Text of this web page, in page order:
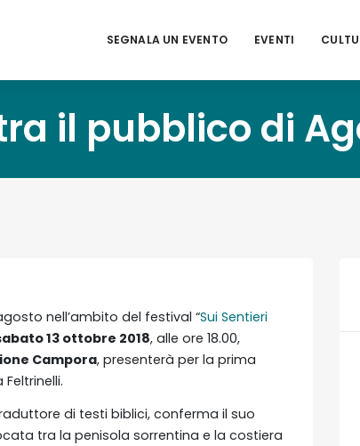
SEGNALA UN EVENTO EVENTI
il pubblico di
nell’ambito del festival “Sui Sentieri
13 ottobre 2018, alle ore 18.00,
Campora, presenterà per la prima
Feltrinelli.
di testi biblici, conferma il suo
tra la penisola sorrentina e la costiera